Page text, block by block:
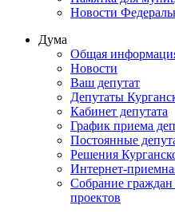
Новости
Дума
Общая
Новости
Ваш депутат
Депутаты
Кабинет депутата
График приема
Постоянные
Решения
Интернет-
Собрание
проектов